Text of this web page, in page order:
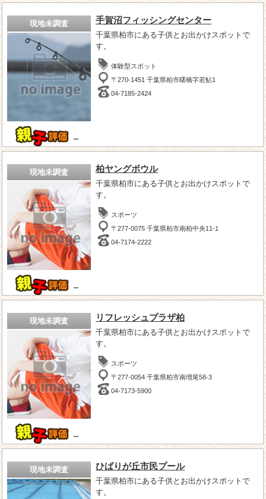
現地未調査
－
手賀沼フィッシングセンター
千葉県柏市にある子供とお出かけスポットで
す。
体験型スポット
〒270-1451 千葉県柏市曙橋字若鮎1
04-7185-2424
現地未調査
－
柏ヤングボウル
千葉県柏市にある子供とお出かけスポットで
す。
スポーツ
〒277-0075 千葉県柏市南柏中央11-1
04-7174-2222
現地未調査
－
リフレッシュプラザ柏
千葉県柏市にある子供とお出かけスポットで
す。
スポーツ
〒277-0054 千葉県柏市南増尾58-3
04-7173-5900
現地未調査 ひばりが丘市民プール
千葉県柏市にある子供とお出かけスポットで
す。